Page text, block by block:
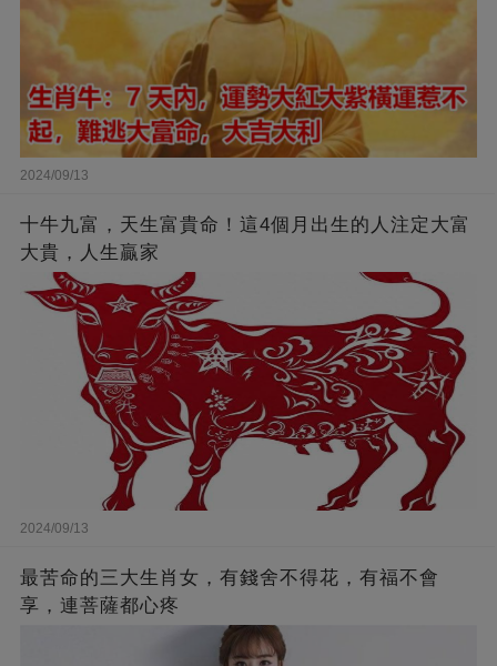
2024/09/13
十牛九富，天生富貴命！這4個月出生的人注定大富
大貴，人生贏家
2024/09/13
最苦命的三大生肖女，有錢舍不得花，有福不會
享，連菩薩都心疼